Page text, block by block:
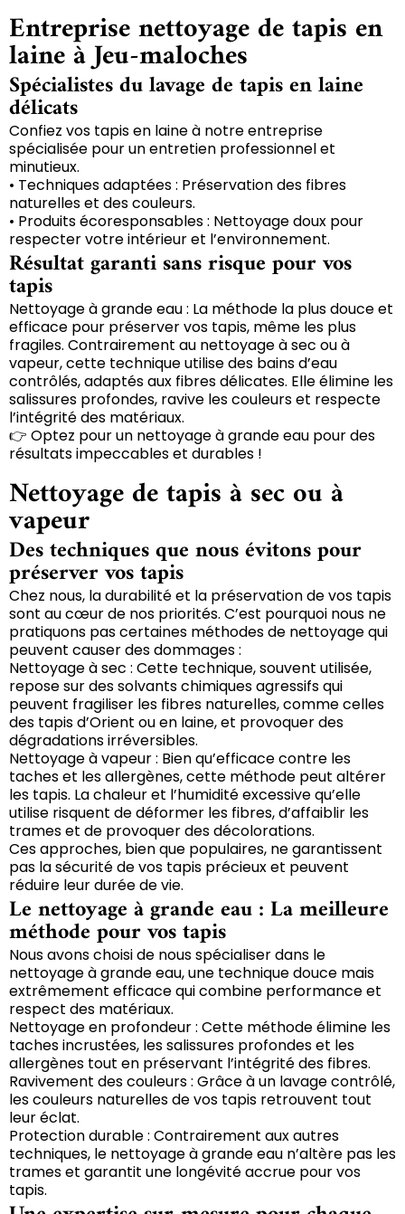
Entreprise nettoyage de tapis en
laine à Jeu-maloches
Spécialistes du lavage de tapis en laine
délicats
Confiez vos tapis en laine à notre entreprise
spécialisée pour un entretien professionnel et
minutieux.
• Techniques adaptées : Préservation des fibres
naturelles et des couleurs.
• Produits écoresponsables : Nettoyage doux pour
respecter votre intérieur et l’environnement.
Résultat garanti sans risque pour vos
tapis
Nettoyage à grande eau : La méthode la plus douce et
efficace pour préserver vos tapis, même les plus
fragiles. Contrairement au nettoyage à sec ou à
vapeur, cette technique utilise des bains d’eau
contrôlés, adaptés aux fibres délicates. Elle élimine les
salissures profondes, ravive les couleurs et respecte
l’intégrité des matériaux.
👉 Optez pour un nettoyage à grande eau pour des
résultats impeccables et durables !
Nettoyage de tapis à sec ou à
vapeur
Des techniques que nous évitons pour
préserver vos tapis
Chez nous, la durabilité et la préservation de vos tapis
sont au cœur de nos priorités. C’est pourquoi nous ne
pratiquons pas certaines méthodes de nettoyage qui
peuvent causer des dommages :
Nettoyage à sec : Cette technique, souvent utilisée,
repose sur des solvants chimiques agressifs qui
peuvent fragiliser les fibres naturelles, comme celles
des tapis d’Orient ou en laine, et provoquer des
dégradations irréversibles.
Nettoyage à vapeur : Bien qu’efficace contre les
taches et les allergènes, cette méthode peut altérer
les tapis. La chaleur et l’humidité excessive qu’elle
utilise risquent de déformer les fibres, d’affaiblir les
trames et de provoquer des décolorations.
Ces approches, bien que populaires, ne garantissent
pas la sécurité de vos tapis précieux et peuvent
réduire leur durée de vie.
Le nettoyage à grande eau : La meilleure
méthode pour vos tapis
Nous avons choisi de nous spécialiser dans le
nettoyage à grande eau, une technique douce mais
extrêmement efficace qui combine performance et
respect des matériaux.
Nettoyage en profondeur : Cette méthode élimine les
taches incrustées, les salissures profondes et les
allergènes tout en préservant l’intégrité des fibres.
Ravivement des couleurs : Grâce à un lavage contrôlé,
les couleurs naturelles de vos tapis retrouvent tout
leur éclat.
Protection durable : Contrairement aux autres
techniques, le nettoyage à grande eau n’altère pas les
trames et garantit une longévité accrue pour vos
tapis.